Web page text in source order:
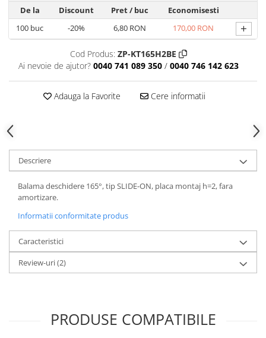
De la
Discount Pret/ buc
Economisesti
100 buc -20% 6,80 RON 170,00 RON +
Cod Produs: ZP-KT165H2BE
Ai nevoie de ajutor? 0040 741 089 350 / 0040 746 142 623
Adauga la Favorite Cere informatii
Descriere
Balama deschidere 165°, tip SLIDE-ON, placa montaj h=2, fara
amortizare.
Informatii conformitate produs
Caracteristici
Review-uri(2)
PRODUSE COMPATIBILE